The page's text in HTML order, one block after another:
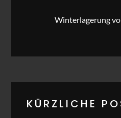
Winterlagerung
KÜRZLICHE